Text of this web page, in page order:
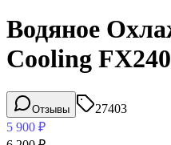
Водяное
Cooling
Отзывы
27403
5 900 ₽